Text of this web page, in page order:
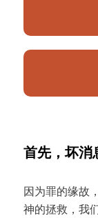
首先，坏消
因为罪的缘故
神的拯救，我